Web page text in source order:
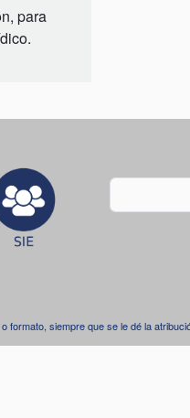
para
Buscar
formato, siempre que se le dé la